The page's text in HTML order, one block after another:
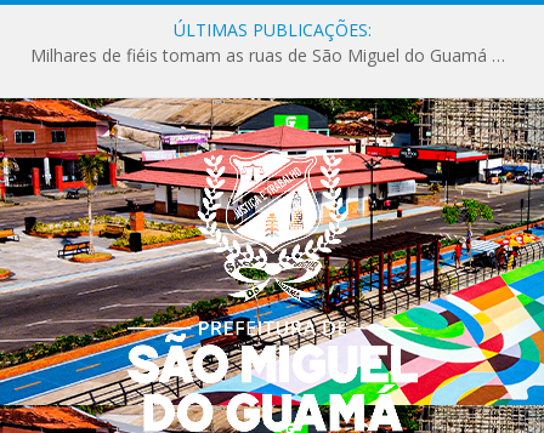
ÚLTIMAS PUBLICAÇÕES:
Milhares de fiéis tomam as ruas de São Miguel do Guamá em uma grande celebração de fé na Marcha para Jesus 2026.